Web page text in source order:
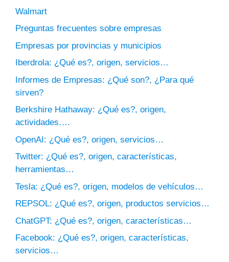
Walmart
Preguntas frecuentes sobre empresas
Empresas por provincias y municipios
Iberdrola: ¿Qué es?, origen, servicios…
Informes de Empresas: ¿Qué son?, ¿Para qué
sirven?
Berkshire Hathaway: ¿Qué es?, origen,
actividades….
OpenAI: ¿Qué es?, origen, servicios…
Twitter: ¿Qué es?, origen, características,
herramientas…
Tesla: ¿Qué es?, origen, modelos de vehículos…
REPSOL: ¿Qué es?, origen, productos servicios…
ChatGPT: ¿Qué es?, origen, características…
Facebook: ¿Qué es?, origen, características,
servicios…